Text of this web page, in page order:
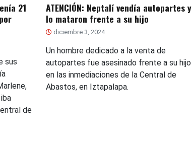
21
sus
de
ATENCIÓN: Neptalí vendía autopartes y
lo mataron frente a su hijo
diciembre 3, 2024
Un hombre dedicado a la venta de
autopartes fue asesinado frente a su hijo
en las inmediaciones de la Central de
Abastos, en Iztapalapa.